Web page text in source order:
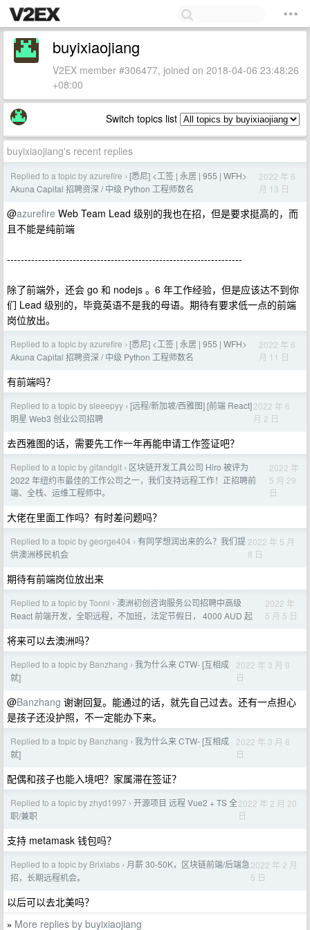
buyixiaojiang
V2EX member #306477, joined on 2018-04-06 23:48:26
+08:00
Switch topics list
buyixiaojiang's recent replies
Replied to a topic by azurefire › [悉尼] <工签 | 永居 | 955 | WFH>
Akuna Capital 招聘资深 / 中级 Python 工程师数名
2022 年 6
月 13 日
@azurefire Web Team Lead 级别的我也在招，但是要求挺高的，而
且不能是纯前端
--------------------------------------------------------------------
除了前端外，还会 go 和 nodejs 。6 年工作经验，但是应该达不到你
们 Lead 级别的，毕竟英语不是我的母语。期待有要求低一点的前端
岗位放出。
Replied to a topic by azurefire › [悉尼] <工签 | 永居 | 955 | WFH>
Akuna Capital 招聘资深 / 中级 Python 工程师数名
2022 年 6
月 11 日
有前端吗？
Replied to a topic by sleeepyy › [远程/新加坡/西雅图] [前端 React]
明星 Web3 创业公司招聘
2022 年 6
月 2 日
去西雅图的话，需要先工作一年再能申请工作签证吧？
Replied to a topic by gitandgit › 区块链开发工具公司 Hiro 被评为
2022 年纽约市最佳的工作公司之一，我们支持远程工作！正招聘前
端、全栈、运维工程师中。
2022 年
5 月 29
日
大佬在里面工作吗？有时差问题吗？
Replied to a topic by george404 › 有同学想润出来的么？我们提
供澳洲移民机会
2022 年 5 月
8 日
期待有前端岗位放出来
Replied to a topic by Tonni › 澳洲初创咨询服务公司招聘中高级
React 前端开发，全职远程，不加班，法定节假日， 4000 AUD 起
2022 年
5 月 5 日
将来可以去澳洲吗？
Replied to a topic by Banzhang › 我为什么来 CTW- [互相成
就]
2022 年 3 月 9
日
@Banzhang 谢谢回复。能通过的话，就先自己过去。还有一点担心
是孩子还没护照，不一定能办下来。
Replied to a topic by Banzhang › 我为什么来 CTW- [互相成
就]
2022 年 3 月 8
日
配偶和孩子也能入境吧？家属滞在签证？
Replied to a topic by zhyd1997 › 开源项目 远程 Vue2 + TS 全
职/兼职
2022 年 2 月 20
日
支持 metamask 钱包吗？
Replied to a topic by Brixlabs › 月薪 30-50K，区块链前端/后端急
招，长期远程机会。
2022 年 2 月
5 日
以后可以去北美吗？
» More replies by buyixiaojiang